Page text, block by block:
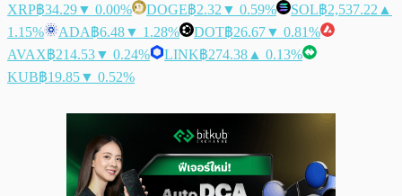
XRP฿34.29▼ 0.00% DOGE฿2.32 ▼ 0.59% SOL฿2,537.22 ▲
1.15%
ADA฿6.48▼ 1.28% DOT฿26.67▼ 0.81%
AVAX฿214.53▼ 0.24% LINK฿274.38 ▲ 0.13%
KUB฿19.85▼ 0.52%